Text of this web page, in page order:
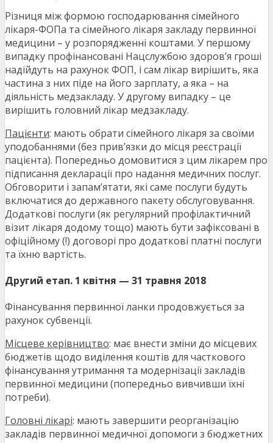
Різниця між формою господарювання сімейного
лікаря-ФОПа та сімейного лікаря закладу первинної
медицини – у розпорядженні коштами. У першому
випадку профінансовані Нацслужбою здоров’я гроші
надійдуть на рахунок ФОП, і сам лікар вирішить, яка
частина з них піде на його зарплату, а яка – на
діяльність медзакладу. У другому випадку – це
вирішить головний лікар медзакладу.
Пацієнти: мають обрати сімейного лікаря за своїми
уподобаннями (без прив’язки до місця реєстрації
пацієнта). Попередньо домовитися з цим лікарем про
підписання декларації про надання медичних послуг.
Обговорити і запам’ятати, які саме послуги будуть
включатися до державного пакету обслуговування.
Додаткові послуги (як регулярний профілактичний
візит лікаря додому тощо) мають бути зафіксовані в
офіційному (!) договорі про додаткові платні послуги
та їхню вартість.
Другий етап. 1 квітня — 31 травня 2018
Фінансування первинної ланки продовжується за
рахунок субвенції.
Місцеве керівництво: має внести зміни до місцевих
бюджетів щодо виділення коштів для часткового
фінансування утримання та модернізації закладів
первинної медицини (попередньо вивчивши їхні
потреби).
Головні лікарі: мають завершити реорганізацію
закладів первинної медичної допомоги з бюджетних